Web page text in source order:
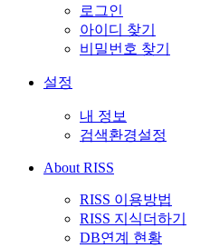
로그인
아이디 찾기
비밀번호 찾기
설정
내 정보
검색환경설정
About RISS
RISS 이용방법
RISS 지식더하기
DB연계 현황